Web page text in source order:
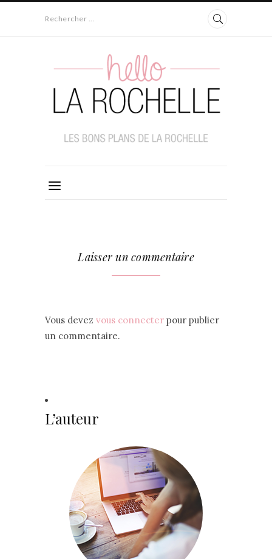
Rechercher ...
Laisser un commentaire
Vous devez vous connecter pour publier
un commentaire.
L’auteur